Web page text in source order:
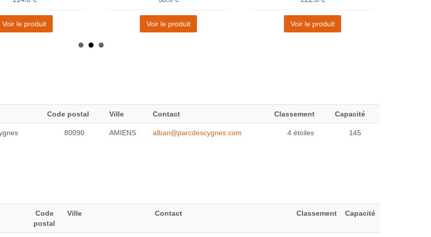
Voir le produit Voir le produit Voir le produit
Code postal Ville Contact Classement Capacité
80090 AMIENS alban@parcdescygnes.com 4 étoiles 145
Code
postal
Ville Contact Classement Capacité